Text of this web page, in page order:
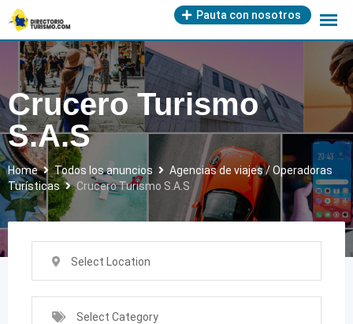
Skip
to
content
Pauta con nosotros
Crucero Turismo
S.A.S
Home Todos los anuncios
Agencias de viajes / Operadoras
Turísticas
Crucero Turismo S.A.S
Select Location
Select Category